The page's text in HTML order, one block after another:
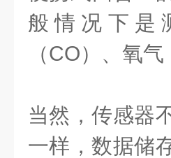
般情况下是
（CO）、氧
当然，传感器
一样，数据储